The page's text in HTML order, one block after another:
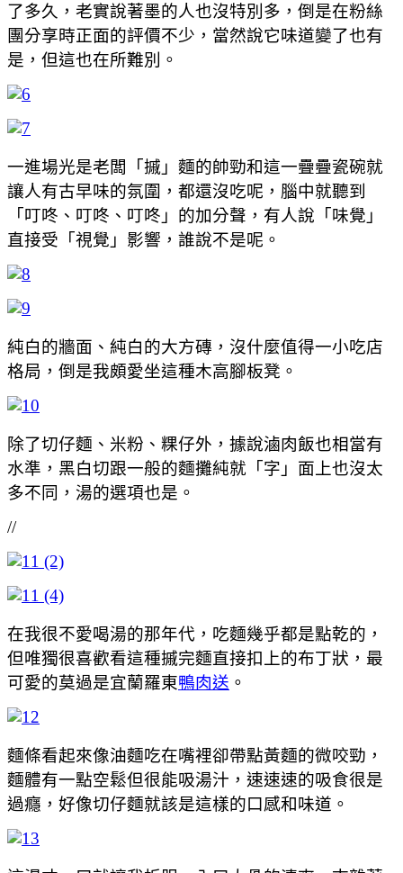
了多久，老實說著墨的人也沒特別多，倒是在粉絲
團分享時正面的評價不少，當然說它味道變了也有
是，但這也在所難別。
一進場光是老闆「摵」麵的帥勁和這一疊疊瓷碗就
讓人有古早味的氛圍，都還沒吃呢，腦中就聽到
「叮咚、叮咚、叮咚」的加分聲，有人說「味覺」
直接受「視覺」影響，誰說不是呢。
純白的牆面、純白的大方磚，沒什麼值得一小吃店
格局，倒是我頗愛坐這種木高腳板凳。
除了切仔麵、米粉、粿仔外，據說滷肉飯也相當有
水準，黑白切跟一般的麵攤純就「字」面上也沒太
多不同，湯的選項也是。
//
在我很不愛喝湯的那年代，吃麵幾乎都是點乾的，
但唯獨很喜歡看這種摵完麵直接扣上的布丁狀，最
可愛的莫過是宜蘭羅東鴨肉送 。
麵條看起來像油麵吃在嘴裡卻帶點黃麵的微咬勁，
麵體有一點空鬆但很能吸湯汁，速速速的吸食很是
過癮，好像切仔麵就該是這樣的口感和味道。